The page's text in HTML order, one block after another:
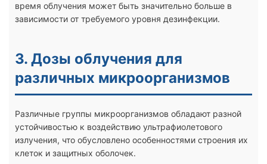
время облучения может быть значительно больше в
зависимости от требуемого уровня дезинфекции.
3. Дозы облучения для
различных микроорганизмов
Различные группы микроорганизмов обладают разной
устойчивостью к воздействию ультрафиолетового
излучения, что обусловлено особенностями строения их
клеток и защитных оболочек.